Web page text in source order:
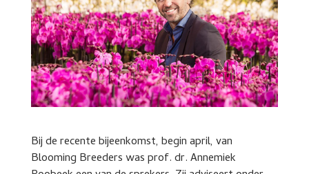
Bij de recente bijeenkomst, begin april, van
Blooming Breeders was prof. dr. Annemiek